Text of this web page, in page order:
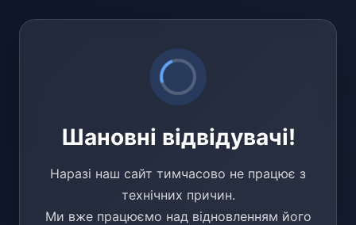
Шановні відвідувачі!
Наразі наш сайт тимчасово не працює з
технічних причин.
Ми вже працюємо над відновленням його